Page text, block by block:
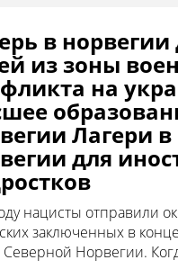
в норвегии
из зоны
на
Лагери в
для
нацисты отправили
заключенных в
Северной Норвегии.